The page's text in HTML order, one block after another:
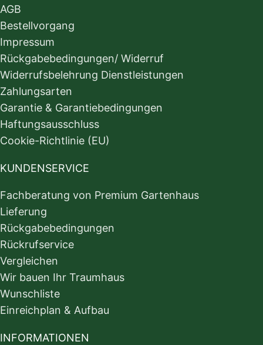
AGB
Bestellvorgang
Impressum
Rückgabebedingungen/ Widerruf
Widerrufsbelehrung Dienstleistungen
Zahlungsarten
Garantie & Garantiebedingungen
Haftungsausschluss
Cookie-Richtlinie (EU)
KUNDENSERVICE
Fachberatung von Premium Gartenhaus
Lieferung
Rückgabebedingungen
Rückrufservice
Vergleichen
Wir bauen Ihr Traumhaus
Wunschliste
Einreichplan & Aufbau
INFORMATIONEN